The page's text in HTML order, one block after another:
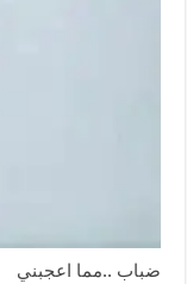
ضباب ..مما اعجبني